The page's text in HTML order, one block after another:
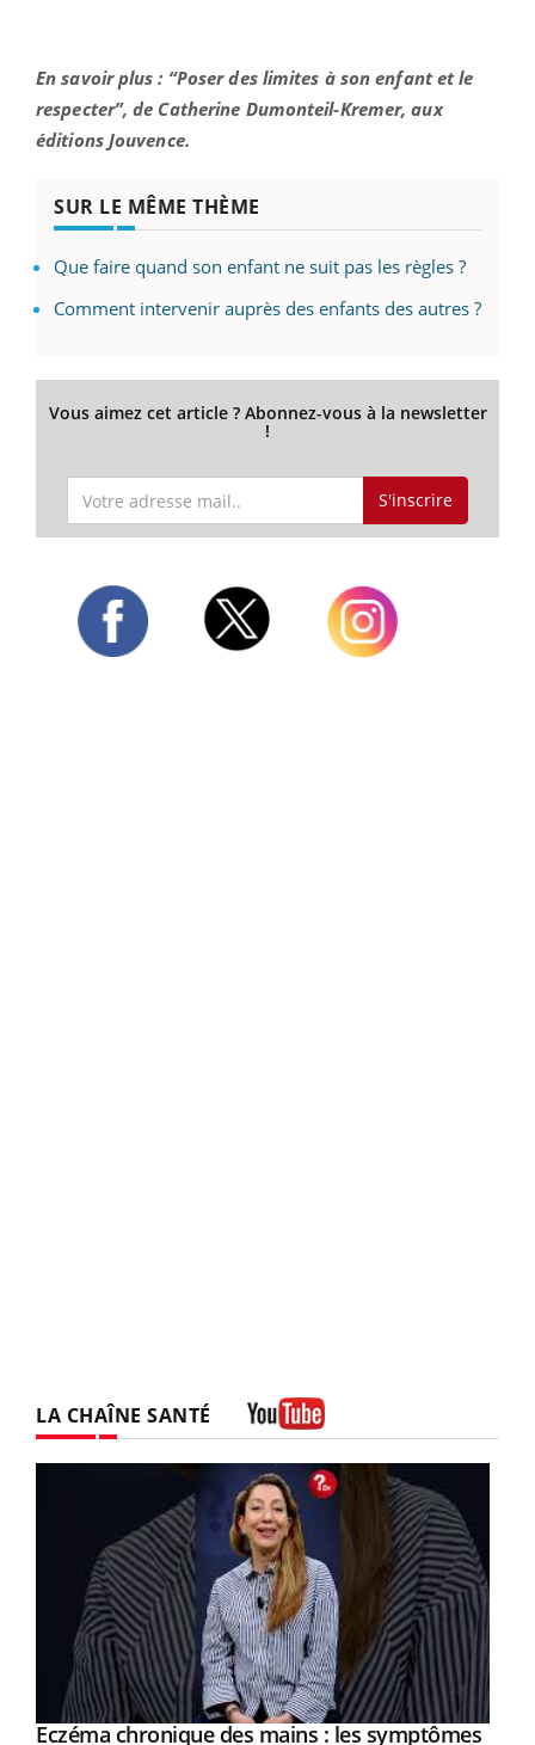
En savoir plus : “Poser des limites à son enfant et le
respecter”, de Catherine Dumonteil-Kremer, aux
éditions Jouvence.
SUR LE MÊME THÈME
Que faire quand son enfant ne suit pas les règles ?
Comment intervenir auprès des enfants des autres ?
Vous aimez cet article ? Abonnez-vous à la newsletter
!
S'inscrire
LA CHAÎNE SANTÉ
Youtube
Eczéma chronique des mains : les symptômes